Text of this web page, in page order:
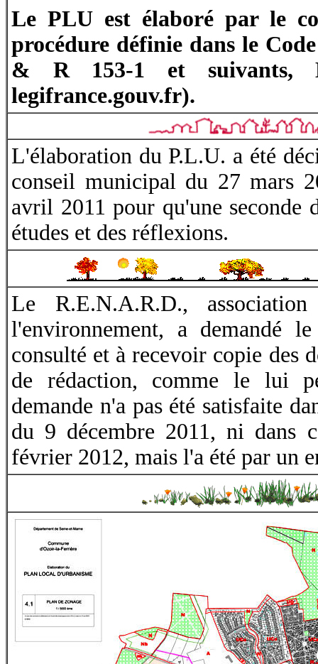
Le PLU est élaboré par le
procédure définie dans le
& R 153-1 et suivants,
legifrance.gouv.fr).
L'élaboration du P.L.U. a été
conseil municipal du 27 mars
avril 2011 pour qu'une seconde
études et des réflexions.
Le R.E.N.A.R.D.,
l'environnement, a demandé
consulté et à recevoir copie des
de rédaction, comme le lui
demande n'a pas été satisfaite
du 9 décembre 2011, ni
février 2012, mais l'a été par un